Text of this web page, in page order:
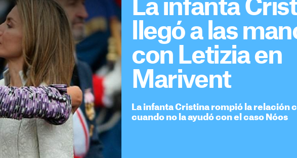
La infanta
llegó a las
con Letizia en
Marivent
La infanta Cristina rompió la relación
cuando no la ayudó con el caso Nóos